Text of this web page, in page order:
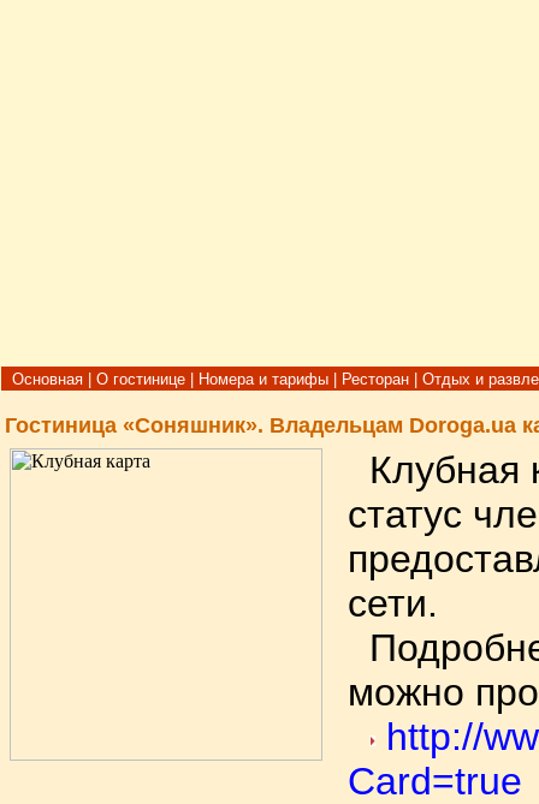
Основная О гостинице Номера и тарифы Ресторан Отдых и
Гостиница «Соняшник». Владельцам Doroga.ua
Клубная
статус
сети.
можно
http://
Card=true